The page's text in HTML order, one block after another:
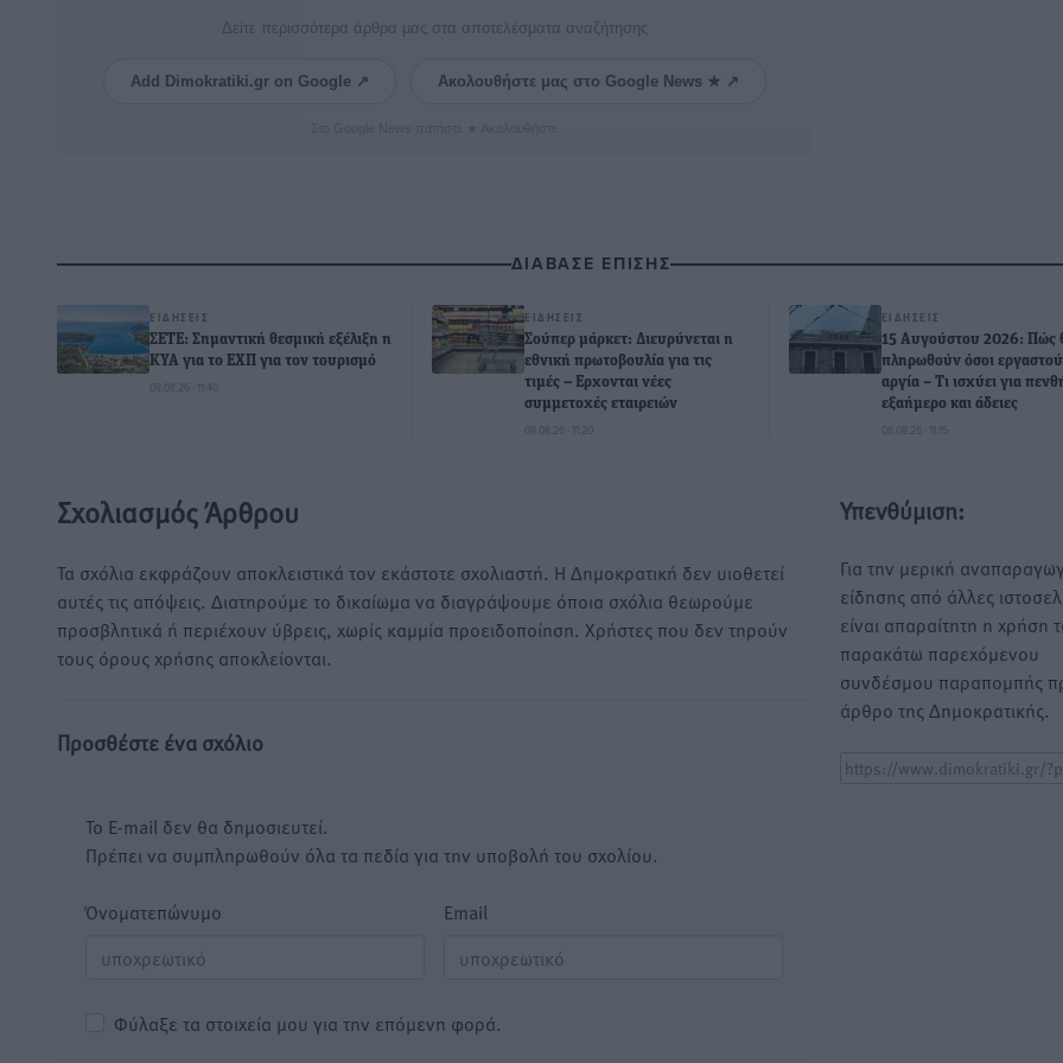
Δείτε περισσότερα άρθρα μας στα αποτελέσματα αναζήτησης
Add Dimokratiki.gr on Google ↗ Ακολουθήστε μας στο Google News ★ ↗
ΔΙΑΒΑΣΕ ΕΠΙΣΗΣ
ΕΙΔΉΣΕΙΣ
ΣΕΤΕ: Σημαντική θεσμική εξέλιξη η
ΚΥΑ για το ΕΧΠ για τον τουρισμό
08.08.26 · 11:40
ΕΙΔΉΣΕΙΣ
Σούπερ μάρκετ: Διευρύνεται η
εθνική πρωτοβουλία για τις
τιμές – Eρχονται νέες
συμμετοχές εταιρειών
08.08.26 · 11:20
ΕΙΔΉΣΕΙΣ
15 Αυγούστου 2026: Πώς
πληρωθούν όσοι
αργία – Τι ισχύει για
εξαήμερο και άδειες
08.08.26 · 11:15
Σχολιασμός Άρθρου
Τα σχόλια εκφράζουν αποκλειστικά τον εκάστοτε σχολιαστή. Η Δημοκρατική δεν υιοθετεί
αυτές τις απόψεις. Διατηρούμε το δικαίωμα να διαγράψουμε όποια σχόλια θεωρούμε
προσβλητικά ή περιέχουν ύβρεις, χωρίς καμμία προειδοποίηση. Χρήστες που δεν τηρούν
τους όρους χρήσης αποκλείονται.
Προσθέστε ένα σχόλιο
Το E-mail δεν θα δημοσιευτεί.
Πρέπει να συμπληρωθούν όλα τα πεδία για την υποβολή του σχολίου.
Όνοματεπώνυμο Email
Φύλαξε τα στοιχεία μου για την επόμενη φορά.
Υπενθύμιση:
Για την μερική
είδησης από άλλες
είναι απαραίτητη η χρήση
παρακάτω παρεχόμενου
συνδέσμου παραπομπής
άρθρο της Δημοκρατικής.